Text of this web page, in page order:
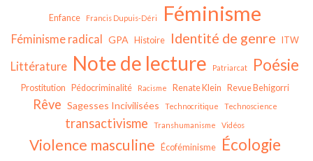
Enfance Francis Dupuis-Déri Féminisme
Féminisme radical GPA Histoire Identité de genre ITW
Littérature Note de lecture Patriarcat Poésie
Prostitution Pédocriminalité Racisme Renate Klein Revue Behigorri
Rêve Sagesses Incivilisées Technocritique Technoscience
transactivisme Transhumanisme Vidéos
Violence masculine Écoféminisme Écologie